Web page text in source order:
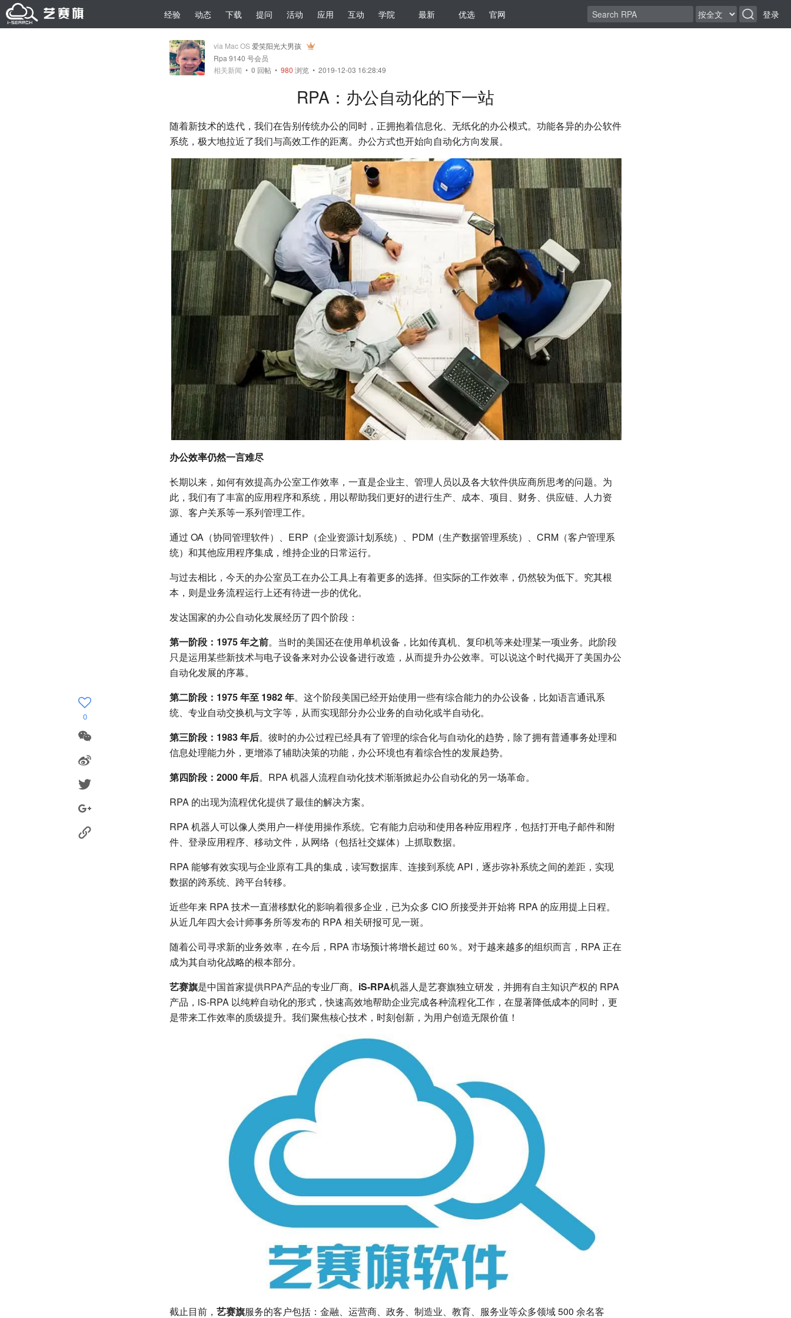
经验 动态 下载 提问 活动 应用 互动 学院 最新 优选 官网 登录
via Mac OS爱笑阳光大男孩
Rpa 9140 号会员
相关新闻 • 0 回帖 • 980 浏览 • 2019-12-03 16:28:49
RPA：办公自动化的下一站
随着新技术的迭代，我们在告别传统办公的同时，正拥抱着信息化、无纸化的办公模式。功能各异的办公软件
系统，极大地拉近了我们与高效工作的距离。办公方式也开始向自动化方向发展。
办公效率仍然一言难尽
长期以来，如何有效提高办公室工作效率，一直是企业主、管理人员以及各大软件供应商所思考的问题。为
此，我们有了丰富的应用程序和系统，用以帮助我们更好的进行生产、成本、项目、财务、供应链、人力资
源、客户关系等一系列管理工作。
通过 OA（协同管理软件）、ERP（企业资源计划系统）、PDM（生产数据管理系统）、CRM（客户管理系
统）和其他应用程序集成，维持企业的日常运行。
与过去相比，今天的办公室员工在办公工具上有着更多的选择。但实际的工作效率，仍然较为低下。究其根
本，则是业务流程运行上还有待进一步的优化。
发达国家的办公自动化发展经历了四个阶段：
第一阶段：1975 年之前。当时的美国还在使用单机设备，比如传真机、复印机等来处理某一项业务。此阶段
只是运用某些新技术与电子设备来对办公设备进行改造，从而提升办公效率。可以说这个时代揭开了美国办公
自动化发展的序幕。
第二阶段：1975 年至 1982 年。这个阶段美国已经开始使用一些有综合能力的办公设备，比如语言通讯系
统、专业自动交换机与文字等，从而实现部分办公业务的自动化或半自动化。
第三阶段：1983 年后。彼时的办公过程已经具有了管理的综合化与自动化的趋势，除了拥有普通事务处理和
信息处理能力外，更增添了辅助决策的功能，办公环境也有着综合性的发展趋势。
第四阶段：2000 年后。RPA 机器人流程自动化技术渐渐掀起办公自动化的另一场革命。
RPA 的出现为流程优化提供了最佳的解决方案。
RPA 机器人可以像人类用户一样使用操作系统。它有能力启动和使用各种应用程序，包括打开电子邮件和附
件、登录应用程序、移动文件，从网络（包括社交媒体）上抓取数据。
RPA 能够有效实现与企业原有工具的集成，读写数据库、连接到系统 API，逐步弥补系统之间的差距，实现
数据的跨系统、跨平台转移。
近些年来 RPA 技术一直潜移默化的影响着很多企业，已为众多 CIO 所接受并开始将 RPA 的应用提上日程。
从近几年四大会计师事务所等发布的 RPA 相关研报可见一斑。
随着公司寻求新的业务效率，在今后，RPA 市场预计将增长超过 60％。对于越来越多的组织而言，RPA 正在
成为其自动化战略的根本部分。
艺赛旗是中国首家提供RPA产品的专业厂商。 iS-RPA机器人是艺赛旗独立研发，并拥有自主知识产权的 RPA
产品，iS-RPA 以纯粹自动化的形式，快速高效地帮助企业完成各种流程化工作，在显著降低成本的同时，更
是带来工作效率的质级提升。我们聚焦核心技术，时刻创新，为用户创造无限价值！
截止目前， 艺赛旗服务的客户包括：金融、运营商、政务、制造业、教育、服务业等众多领域 500 余名客
0